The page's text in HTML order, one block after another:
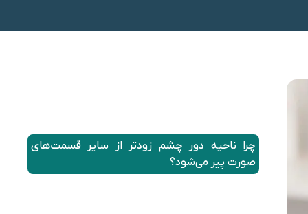
چرا ناحیه دور چشم زودتر از سایر قسمت‌های
صورت پیر می‌شود؟